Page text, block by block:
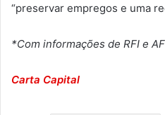
“preservar empregos e uma
*Com informações de RFI e
Carta Capital